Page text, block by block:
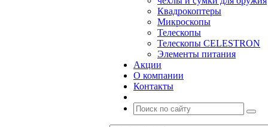
Квадрокоптеры
Микроскопы
Телескопы
Телескопы CELESTRON
Элементы питания
Акции
О компании
Контакты